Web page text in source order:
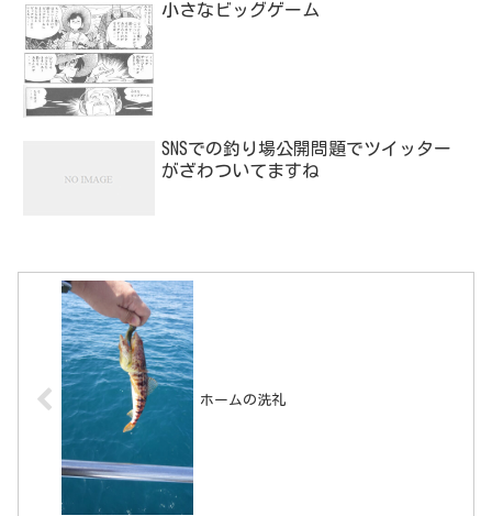
小さなビッグゲーム
SNSでの釣り場公開問題でツイッター
がざわついてますね
ホームの洗礼